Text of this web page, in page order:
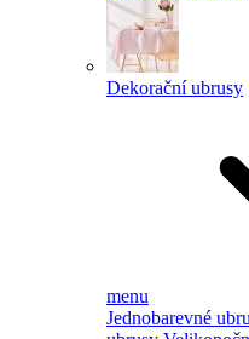
Dekorační ubrusy
menu
Jednobarevné